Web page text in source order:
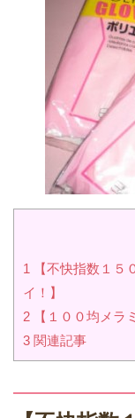
1
【不快指数１５
イ！】
2 【１００均メラ
3 関連記事